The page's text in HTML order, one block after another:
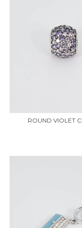
ROUND VIOLET